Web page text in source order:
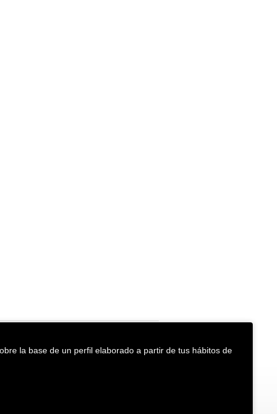
la base de un perfil elaborado a partir de tus hábitos de